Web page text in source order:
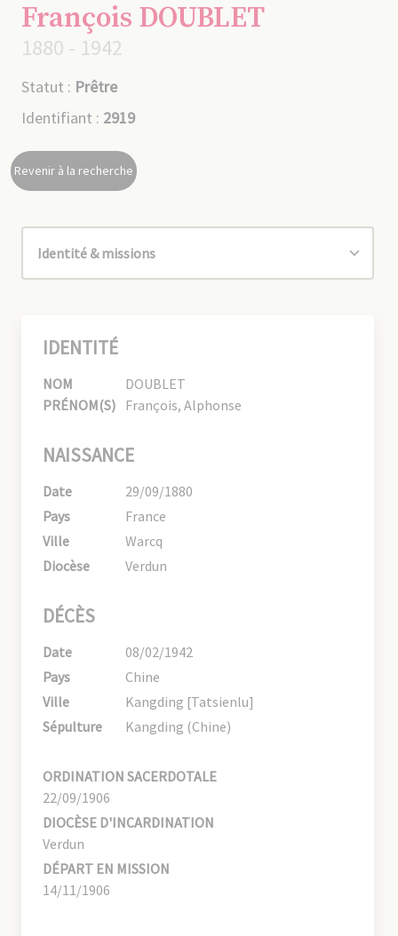
François DOUBLET
1880 - 1942
Statut : Prêtre
Identifiant : 2919
Revenir à la recherche
IDENTITÉ
NOM
DOUBLET
PRÉNOM(S) François, Alphonse
NAISSANCE
Date
29/09/1880
Pays
France
Ville
Warcq
Diocèse
Verdun
DÉCÈS
Date
08/02/1942
Pays
Chine
Ville
Kangding [Tatsienlu]
Sépulture
Kangding (Chine)
ORDINATION SACERDOTALE
22/09/1906
DIOCÈSE D'INCARDINATION
Verdun
DÉPART EN MISSION
14/11/1906